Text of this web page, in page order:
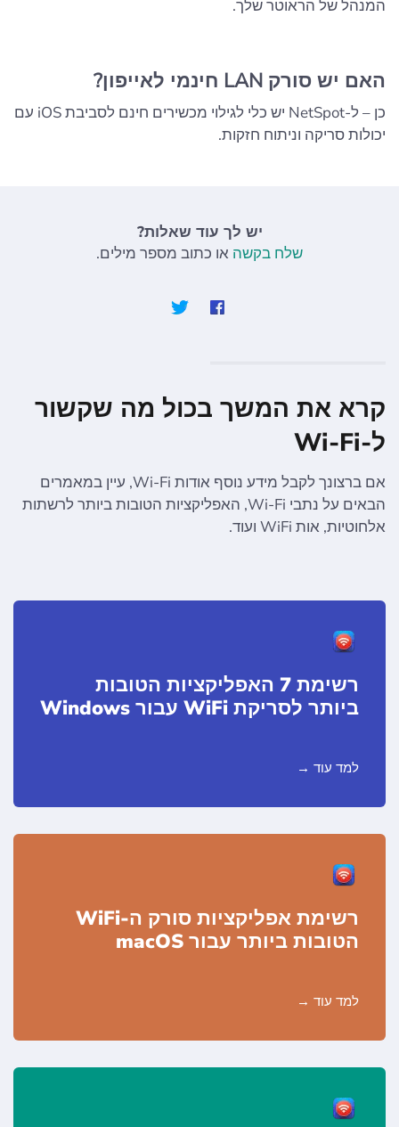
המנהל של הראוטר שלך.
האם יש סורק LAN חינמי לאייפון?
כן – ל-NetSpot יש כלי לגילוי מכשירים חינם לסביבת iOS עם
יכולות סריקה וניתוח חזקות.
יש לך עוד שאלות?
שלח בקשה או כתוב מספר מילים.
קרא את המשך בכול מה שקשור
ל-Wi-Fi
אם ברצונך לקבל מידע נוסף אודות Wi-Fi, עיין במאמרים
הבאים על נתבי Wi-Fi, האפליקציות הטובות ביותר לרשתות
אלחוטיות, אות WiFi ועוד.
רשימת 7 האפליקציות הטובות
ביותר לסריקת WiFi עבור Windows
למד עוד
רשימת אפליקציות סורק ה-WiFi
הטובות ביותר עבור macOS
למד עוד